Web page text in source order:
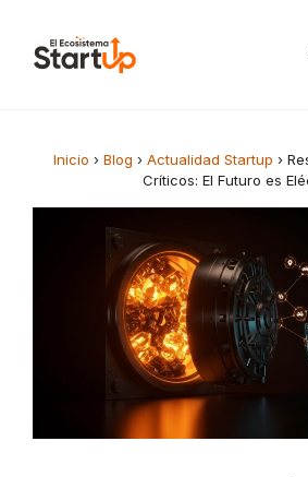
Inicio › Blog › Actualidad Startup ›
Críticos: El Futuro es